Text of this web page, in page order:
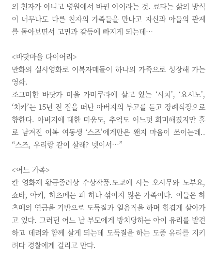
의 친자가 아니고 병원에서 바뀐 아이라는 것. 료타는 삶의 방식
이 너무나도 다른 친자의 가족들을 만나고 자신과 아들의 관계
를 돌아보면서 고민과 갈등에 빠지게 되는데…
<바닷마을 다이어리>
만화의 실사영화로 이복자매들이 하나의 가족으로 성장해 가는
영화.
조그마한 바닷가 마을 카마쿠라에 살고 있는 ‘사치’, ‘요시노’,
‘치카’는 15년 전 집을 떠난 아버지의 부고를 듣고 장례식장으로
향한다. 아버지에 대한 미움도, 추억도 어느덧 희미해졌지만 홀
로 남겨진 이복 여동생 ‘스즈’에게만은 왠지 마음이 쓰이는데..
“스즈, 우리랑 같이 살래? 넷이서…”
<어느 가족>
칸 영화제 황금종려상 수상작품.도쿄에 사는 오사무와 노부요,
쇼타, 아키, 하츠메는 피 하나 섞이지 않은 가족이다. 이들은 하
츠메의 연금을 기반으로 도둑질과 일용직을 하며 힘겹게 살아가
고 있다. 그러던 어느 날 부모에게 방치당하는 아이 유리를 발견
하고 데려와 함께 살게 되는데 도둑질을 하는 도중 유리를 지키
려다 경찰에게 걸리고 만다.